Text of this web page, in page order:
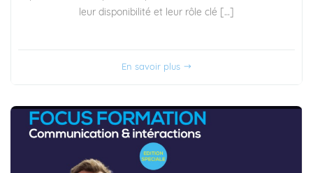
leur disponibilité et leur rôle clé […]
En savoir plus